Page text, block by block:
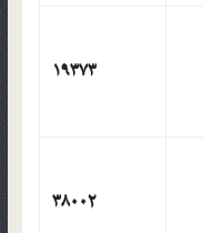
19373
38002